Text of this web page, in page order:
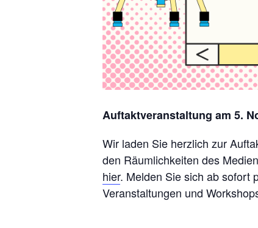
Auftaktveranstaltung am 5.
Wir laden Sie herzlich zur
den Räumlichkeiten des
hier. Melden Sie sich ab sofort
Veranstaltungen und